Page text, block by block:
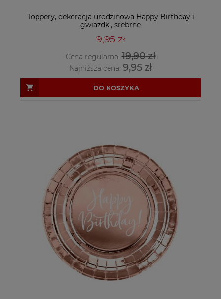
Toppery, dekoracja urodzinowa Happy Birthday i
gwiazdki, srebrne
9,95 zł
Cena regularna:19,90 zł
Najniższa cena:9,95 zł
DO KOSZYKA